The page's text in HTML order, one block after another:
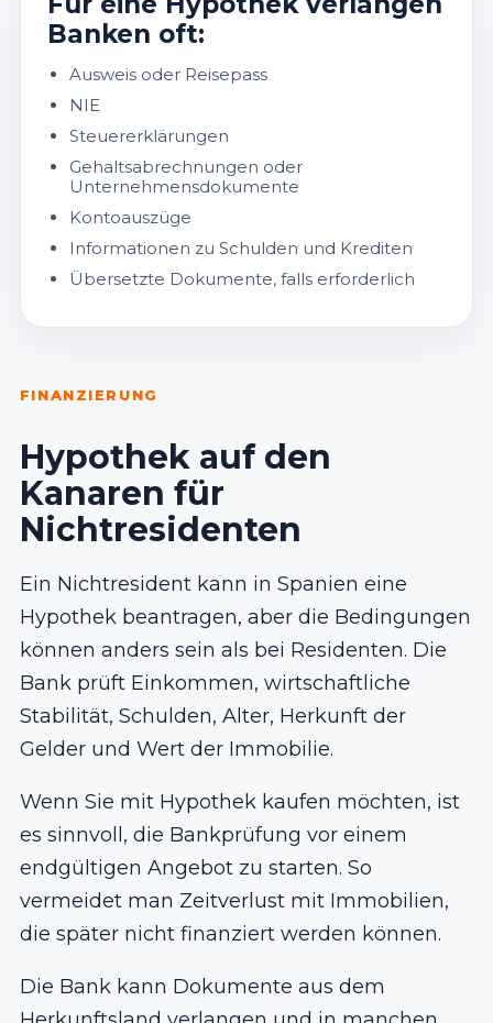
Banken oft:
Ausweis oder Reisepass
NIE
Steuererklärungen
Gehaltsabrechnungen oder
Unternehmensdokumente
Kontoauszüge
Informationen zu Schulden und Krediten
Übersetzte Dokumente, falls erforderlich
FINANZIERUNG
Hypothek auf den
Kanaren für
Nichtresidenten
Ein Nichtresident kann in Spanien eine
Hypothek beantragen, aber die Bedingungen
können anders sein als bei Residenten. Die
Bank prüft Einkommen, wirtschaftliche
Stabilität, Schulden, Alter, Herkunft der
Gelder und Wert der Immobilie.
Wenn Sie mit Hypothek kaufen möchten, ist
es sinnvoll, die Bankprüfung vor einem
endgültigen Angebot zu starten. So
vermeidet man Zeitverlust mit Immobilien,
die später nicht finanziert werden können.
Die Bank kann Dokumente aus dem